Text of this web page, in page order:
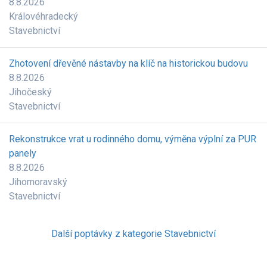
Královéhradecký
Stavebnictví
Zhotovení dřevěné nástavby na klíč na historickou budovu
8.8.2026
Jihočeský
Stavebnictví
Rekonstrukce vrat u rodinného domu, výměna výplní za PUR
panely
8.8.2026
Jihomoravský
Stavebnictví
Další poptávky z kategorie Stavebnictví